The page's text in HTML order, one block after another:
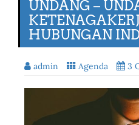
UNDANG –
HUBUNGAN
admin Agenda 3